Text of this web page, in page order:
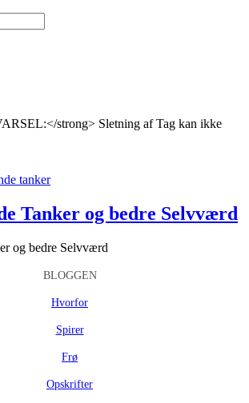
strong> Sletning af Tag kan ikke
Tanker og bedre Selvværd
og bedre Selvværd
BLOGGEN
Hvorfor
Spirer
Frø
Opskrifter